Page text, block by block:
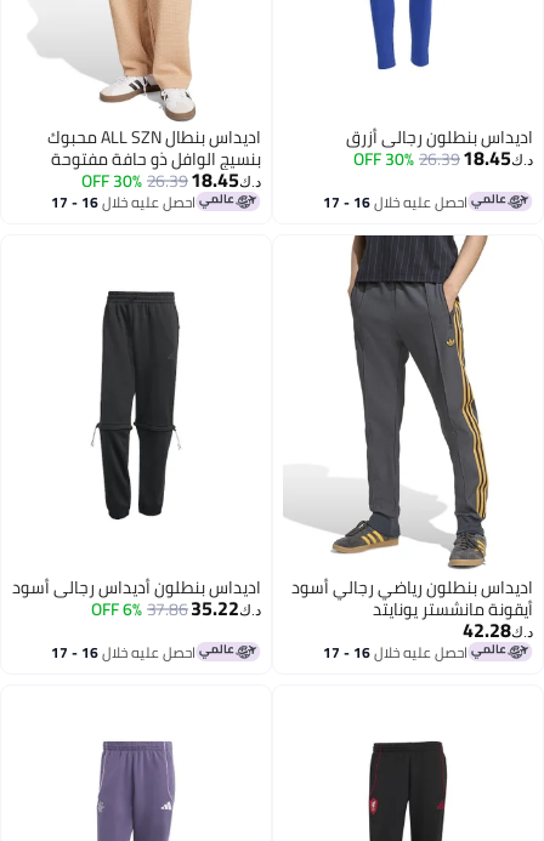
بنطلون رجالي أزرق
18.45
26.39
30% OFF
احصل عليه خلال 16 - 17
اديداس بنطال ALL SZN محبوك
بنسيج الوافل ذو حافة مفتوحة
18.45
26.39
30% OFF
احصل عليه خلال 16 - 17
بنطلون رياضي رجالي أسود
مانشستر يونايتد
42.28
احصل عليه خلال 16 - 17
اغسطس
اديداس بنطلون أديداس رجالي أسود
35.22
37.86
6% OFF
احصل عليه خلال 16 - 17
اغسطس